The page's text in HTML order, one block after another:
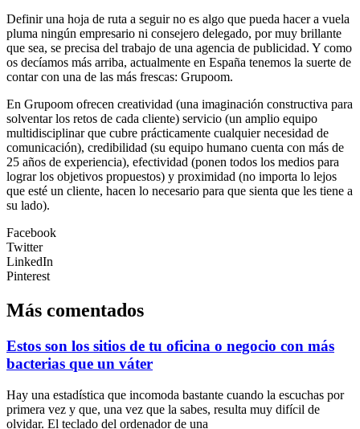
Definir una hoja de ruta a seguir no es algo que pueda hacer a vuela
pluma ningún empresario ni consejero delegado, por muy brillante
que sea, se precisa del trabajo de una agencia de publicidad. Y como
os decíamos más arriba, actualmente en España tenemos la suerte de
contar con una de las más frescas: Grupoom.
En Grupoom ofrecen creatividad (una imaginación constructiva para
solventar los retos de cada cliente) servicio (un amplio equipo
multidisciplinar que cubre prácticamente cualquier necesidad de
comunicación), credibilidad (su equipo humano cuenta con más de
25 años de experiencia), efectividad (ponen todos los medios para
lograr los objetivos propuestos) y proximidad (no importa lo lejos
que esté un cliente, hacen lo necesario para que sienta que les tiene a
su lado).
Facebook
Twitter
LinkedIn
Pinterest
Más comentados
Estos son los sitios de tu oficina o negocio con más
bacterias que un váter
Hay una estadística que incomoda bastante cuando la escuchas por
primera vez y que, una vez que la sabes, resulta muy difícil de
olvidar. El teclado del ordenador de una